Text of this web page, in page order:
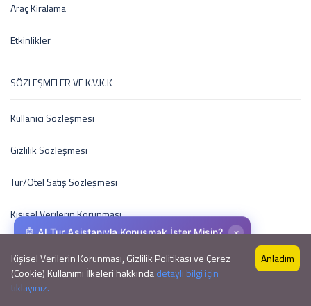
Araç Kiralama
Etkinlikler
SÖZLEŞMELER VE K.V.K.K
Kullanıcı Sözleşmesi
Gizlilik Sözleşmesi
Tur/Otel Satış Sözleşmesi
Kişisel Verilerin Korunması
Copyright © 2015 by EkoTravel
Copyright © 2015 by EkoTravel
Kişisel Verilerin Korunması, Gizlilik Politikası ve Çerez
(Cookie) Kullanımı İlkeleri hakkındadetaylı bilgi için
tıklayınız.
Anladım
🤖 AI Tur Asistanıyla Konuşmak İster Misin? ×
🤖